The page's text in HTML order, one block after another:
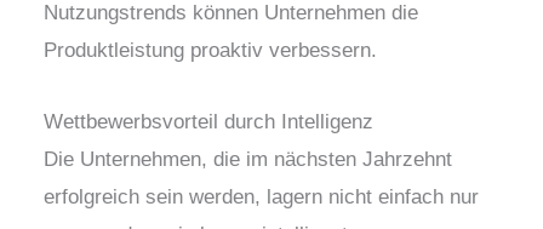
Nutzungstrends können Unternehmen die
Produktleistung proaktiv verbessern.
Wettbewerbsvorteil durch Intelligenz
Die Unternehmen, die im nächsten Jahrzehnt
erfolgreich sein werden, lagern nicht einfach nur